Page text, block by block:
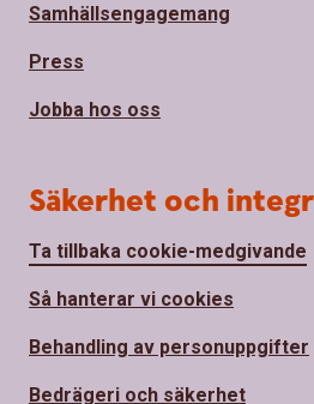
Samhällsengagemang
Press
Jobba hos oss
Säkerhet och
Ta tillbaka cookie-medgivande
Så hanterar vi cookies
Behandling av personuppgifter
Bedrägeri och säkerhet